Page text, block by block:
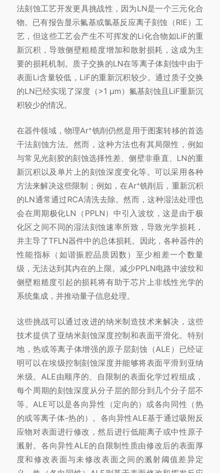
法刻蚀工艺开发更具挑战性，因为LN是一个三元化合
物。已有报告显示氟基或氯基反应离子刻蚀（RIE）工
艺，但这些工艺会产生不可挥发的Li化合物如LiF的重
新沉积，导致侧壁粗糙度增加和散射损耗，这成为主
要的损耗机制。质子交换的LN在等离子体刻蚀中由于
表面Li含量较低，LiF的重新沉积较少。通过质子交换
的LN已经实现了深度（>1 μm）氟基刻蚀且LiF重新沉
积较少的情况。
在器件领域，物理Ar⁺铣削仍然是用于图案转移的首选
干法刻蚀方法。然而，这种方法也有其局限性，例如
与常见光刻胶的刻蚀选择性差、侧壁非垂直、LN的重
新沉积以及单片上的刻蚀深度变化等。可以采用各种
方法来解决这些限制；例如，在Ar⁺铣削后，重新沉积
的LN通常通过RCA清洗去除。然而，这种湿法处理也
会在周期极化LN（PPLN）中引入波纹，这是由于极
化区之间不同的湿法刻蚀速率所致，导致光学损耗，
并主导了TFLN器件中的总体损耗。因此，各种器件的
性能指标（如谐振腔品质因数）至少相差一个数量
级，无法达到其内在的上限。减少PPLN电路中波纹和
侧壁粗糙度引起的损耗将有助于芯片上非线性光学的
系统集成，并推动量子信息处理。
这些挑战可以通过改进的纳米制造技术来解决，这些
技术提供了亚纳米刻蚀深度控制和表面平滑化。特别
地，热或等离子体增强的原子层刻蚀（ALE）已经证
明可以在埃级控制刻蚀深度并能够将表面平滑到亚纳
米级。ALE由顺序的、自限制的表面化学过程组成，
每个周期的刻蚀深度从分子层的部分到几个分子层不
等。ALE可以是各向异性（定向的）或各向同性（热
的或等离子体-热的）。各向异性ALE基于通过吸附反
应物对表面进行修改，然后进行低能离子或中性原子
溅射。各向异性ALE的自限制性质由修改后的表面厚
度和修改表面与未修改表面之间的溅射阈值差异定